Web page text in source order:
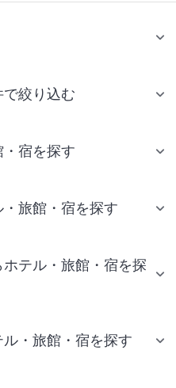
絞り込む
宿を探す
旅館・宿を探す
テル・旅館・宿を探
・旅館・宿を探す